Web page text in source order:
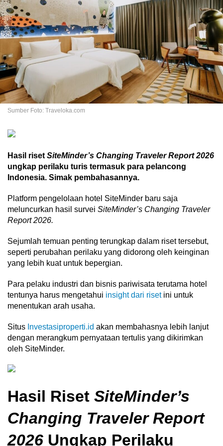
Sumber Foto: Traveloka.com
Hasil riset SiteMinder’s Changing Traveler Report 2026
ungkap perilaku turis termasuk para pelancong
Indonesia. Simak pembahasannya.
Platform pengelolaan hotel SiteMinder baru saja
meluncurkan hasil survei SiteMinder’s Changing Traveler
Report 2026.
Sejumlah temuan penting terungkap dalam riset tersebut,
seperti perubahan perilaku yang didorong oleh keinginan
yang lebih kuat untuk bepergian.
Para pelaku industri dan bisnis pariwisata terutama hotel
tentunya harus mengetahui insight dari risetini untuk
menentukan arah usaha.
Situs Investasiproperti.id akan membahasnya lebih lanjut
dengan merangkum pernyataan tertulis yang dikirimkan
oleh SiteMinder.
Hasil Riset SiteMinder’s
Changing Traveler Report
2026 Ungkap Perilaku